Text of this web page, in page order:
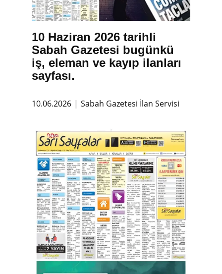
10 Haziran 2026 tarihli
Sabah Gazetesi bugünkü
iş, eleman ve kayıp ilanları
sayfası.
10.06.2026 Sabah Gazetesi İlan Servisi